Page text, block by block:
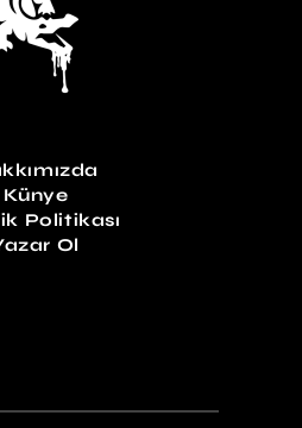
Künye
Politikası
Ol